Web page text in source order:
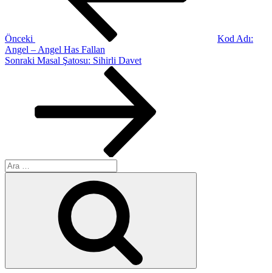
Önceki
Kod Adı:
Angel – Angel Has Fallan
Sonraki
Sonraki Masal Şatosu: Sihirli Davet
Ara: